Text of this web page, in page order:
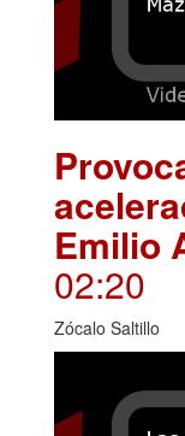
Emilio
02:20
Zócalo Saltillo